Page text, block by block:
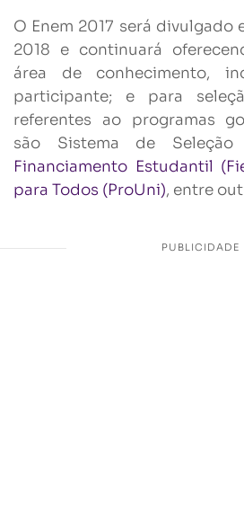
O Enem 2017 será divulgado
2018 e continuará
área de conhecimento,
participante; e para
referentes ao programas
são Sistema de
Financiamento Estudantil
para Todos (ProUni), entre